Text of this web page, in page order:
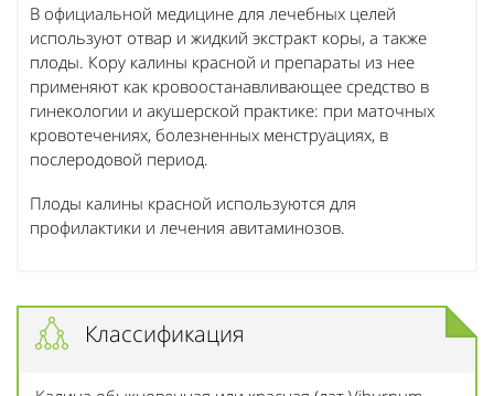
В официальной медицине для лечебных целей
используют отвар и жидкий экстракт коры, а также
плоды. Кору калины красной и препараты из нее
применяют как кровоостанавливающее средство в
гинекологии и акушерской практике: при маточных
кровотечениях, болезненных менструациях, в
послеродовой период.
Плоды калины красной используются для
профилактики и лечения авитаминозов.
Классификация